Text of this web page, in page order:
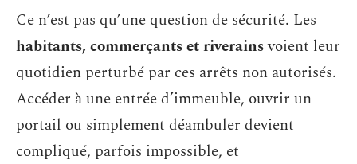
Ce n’est pas qu’une question de sécurité. Les
habitants, commerçants et riverainsvoient leur
quotidien perturbé par ces arrêts non autorisés.
Accéder à une entrée d’immeuble, ouvrir un
portail ou simplement déambuler devient
compliqué, parfois impossible, et